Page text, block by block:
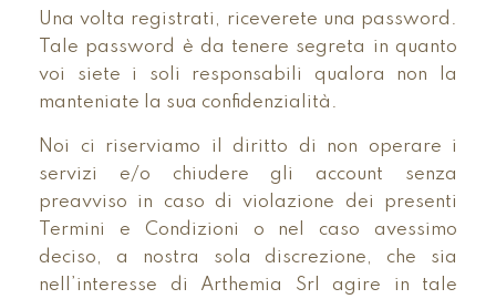
Una volta registrati, riceverete una password.
Tale password è da tenere segreta in quanto
voi siete i soli responsabili qualora non la
manteniate la sua confidenzialità.
Noi ci riserviamo il diritto di non operare i
servizi e/o chiudere gli account senza
preavviso in caso di violazione dei presenti
Termini e Condizioni o nel caso avessimo
deciso, a nostra sola discrezione, che sia
nell’interesse di Arthemia Srl agire in tale